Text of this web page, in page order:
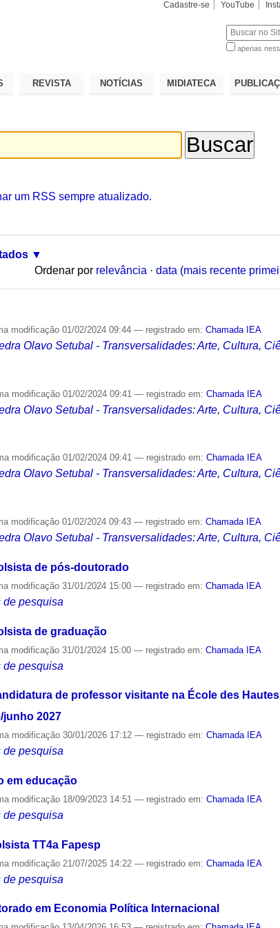
Cadastre-se YouTube
apenas
REVISTA NOTÍCIAS MIDIATECA
um RSS sempre atualizado.
Ordenar por relevância · data (mais recente
modificação 01/02/2024 09:44— registrado em:Chamada IEA
Olavo Setubal - Transversalidades: Arte, Cultura,
modificação 01/02/2024 09:41— registrado em:Chamada IEA
Olavo Setubal - Transversalidades: Arte, Cultura,
modificação 01/02/2024 09:41— registrado em:Chamada IEA
Olavo Setubal - Transversalidades: Arte, Cultura,
modificação 01/02/2024 09:43— registrado em:Chamada IEA
Olavo Setubal - Transversalidades: Arte, Cultura,
de pós-doutorado
modificação 31/01/2024 15:00— registrado em:Chamada IEA
de pesquisa
de graduação
modificação 31/01/2024 15:00— registrado em:Chamada IEA
de pesquisa
de professor visitante na École des
junho 2027
modificação 30/01/2026 17:12— registrado em:Chamada IEA
de pesquisa
em educação
modificação 18/09/2023 14:51— registrado em:Chamada IEA
de pesquisa
TT4a Fapesp
modificação 21/07/2025 14:22— registrado em:Chamada IEA
de pesquisa
em Economia Política Internacional